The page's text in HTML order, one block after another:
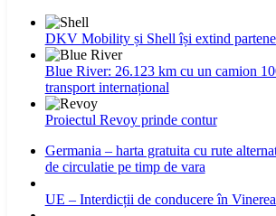
DKV Mobility și Shell își extind
Blue River: 26.123 km cu un camion
transport internațional
Proiectul Revoy prinde contur
Germania – harta gratuita cu rute
de circulatie pe timp de vara
UE – Interdicții de conducere în